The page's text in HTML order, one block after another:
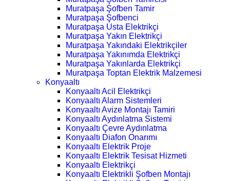
Muratpaşa Şofben Tamir
Muratpaşa Şofbenci
Muratpaşa Usta Elektrikçi
Muratpaşa Yakın Elektrikçi
Muratpaşa Yakındaki Elektrikçiler
Muratpaşa Yakınımda Elektrikçi
Muratpaşa Yakınlarda Elektrikçi
Muratpaşa Toptan Elektrik Malzemesi
Konyaaltı
Konyaaltı Acil Elektrikçi
Konyaaltı Alarm Sistemleri
Konyaaltı Avize Montajı Tamiri
Konyaaltı Aydınlatma Sistemi
Konyaaltı Çevre Aydınlatma
Konyaaltı Diafon Onarımı
Konyaaltı Elektrik Proje
Konyaaltı Elektrik Tesisat Hizmeti
Konyaaltı Elektrikçi
Konyaaltı Elektrikli Şofben Montajı